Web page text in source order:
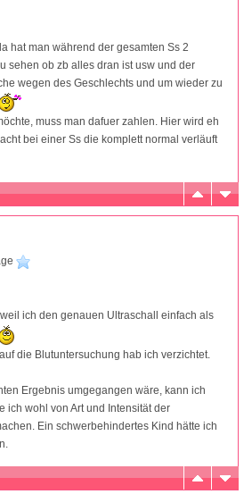
hat man während der gesamten Ss 2
sehen ob zb alles dran ist usw und der
wegen des Geschlechts und um wieder zu
muss man dafuer zahlen. Hier wird eh
bei einer Ss die komplett normal verläuft
ich den genauen Ultraschall einfach als
die Blutuntersuchung hab ich verzichtet.
Ergebnis umgegangen wäre, kann ich
ich wohl von Art und Intensität der
Ein schwerbehindertes Kind hätte ich